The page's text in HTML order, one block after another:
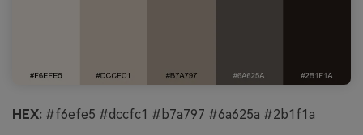
HEX: #f6efe5 #dccfc1 #b7a797 #6a625a #2b1f1a